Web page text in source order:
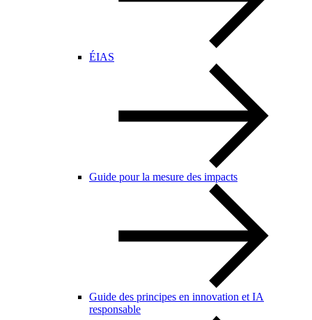
ÉIAS
Guide pour la mesure des impacts
Guide des principes en innovation et IA
responsable